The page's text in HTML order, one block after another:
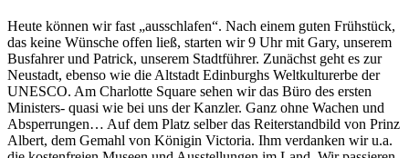
Heute können wir fast „ausschlafen“. Nach einem guten Frühstück,
das keine Wünsche offen ließ, starten wir 9 Uhr mit Gary, unserem
Busfahrer und Patrick, unserem Stadtführer. Zunächst geht es zur
Neustadt, ebenso wie die Altstadt Edinburghs Weltkulturerbe der
UNESCO. Am Charlotte Square sehen wir das Büro des ersten
Ministers- quasi wie bei uns der Kanzler. Ganz ohne Wachen und
Absperrungen… Auf dem Platz selber das Reiterstandbild von Prinz
Albert, dem Gemahl von Königin Victoria. Ihm verdanken wir u.a.